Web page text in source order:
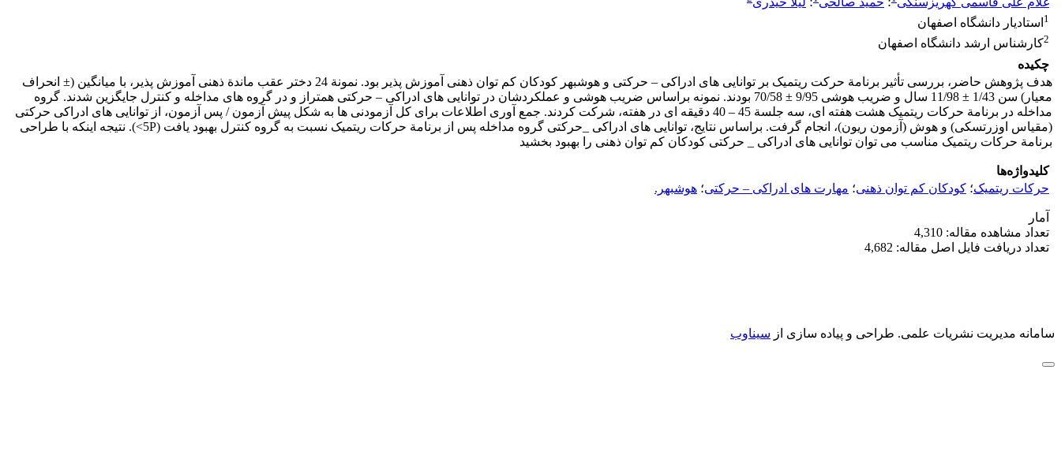
1 استادیار دانشگاه اصفهان
2کارشناس ارشد دانشگاه اصفهان
چکیده
هدف پژوهش حاضر، بررسی تأثیر برنامة حرکت ریتمیک بر توانایی های ادراکی – حرکتی و هوشبهر کودکان کم توان ذهنی آموزش پذیر بود. نمونة 24 دختر عقب ماندة ذهنی آموزش پذیر، با میانگین (± انحراف
معیار) سن 1/43 ± 11/98 سال و ضریب هوشی 9/95 ± 70/58 بودند. نمونه براساس ضریب هوشی و عملکردشان در توانایی های ادراکی – حرکتی همتراز و در گروه های مداخله و کنترل جایگزین شدند. گروه
مداخله در برنامة حرکات ریتمیک هشت هفته ای، سه جلسة 45 – 40 دقیقه ای در هفته، شرکت کردند. جمع آوری اطلاعات برای کل آزمودنی ها به شکل پیش آزمون / پس آزمون، از توانایی های ادراکی حرکتی
(مقیاس اوزرتسکی) و هوش (آزمون ریون)، انجام گرفت. براساس نتایج، توانایی های ادراکی _حرکتی گروه مداخله پس از برنامة حرکات ریتمیک نسبت به گروه کنترل بهبود یافت (5P>). نتیجه اینکه با طراحی
برنامة حرکات ریتمیک مناسب می توان توانایی های ادراکی _ حرکتی کودکان کم توان ذهنی را بهبود بخشید
کلیدواژه‌ها
حرکات ریتمیک؛ کودکان کم توان ذهنی؛ مهارت های ادراکی – حرکتی؛ هوشبهر.
آمار
تعداد مشاهده مقاله: 4,310
تعداد دریافت فایل اصل مقاله: 4,682
سامانه مدیریت نشریات علمی. طراحی و پیاده سازی از سیناوب